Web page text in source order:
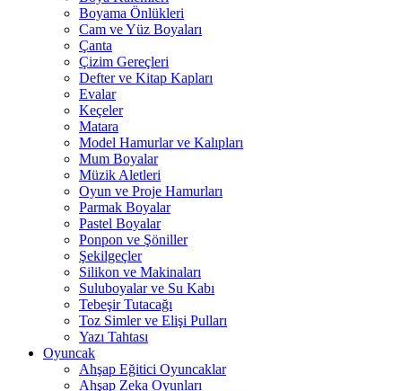
Boyama Önlükleri
Cam ve Yüz Boyaları
Çanta
Çizim Gereçleri
Defter ve Kitap Kapları
Evalar
Keçeler
Matara
Model Hamurlar ve Kalıpları
Mum Boyalar
Müzik Aletleri
Oyun ve Proje Hamurları
Parmak Boyalar
Pastel Boyalar
Ponpon ve Şöniller
Şekilgeçler
Silikon ve Makinaları
Suluboyalar ve Su Kabı
Tebeşir Tutacağı
Toz Simler ve Elişi Pulları
Yazı Tahtası
Oyuncak
Ahşap Eğitici Oyuncaklar
Ahşap Zeka Oyunları